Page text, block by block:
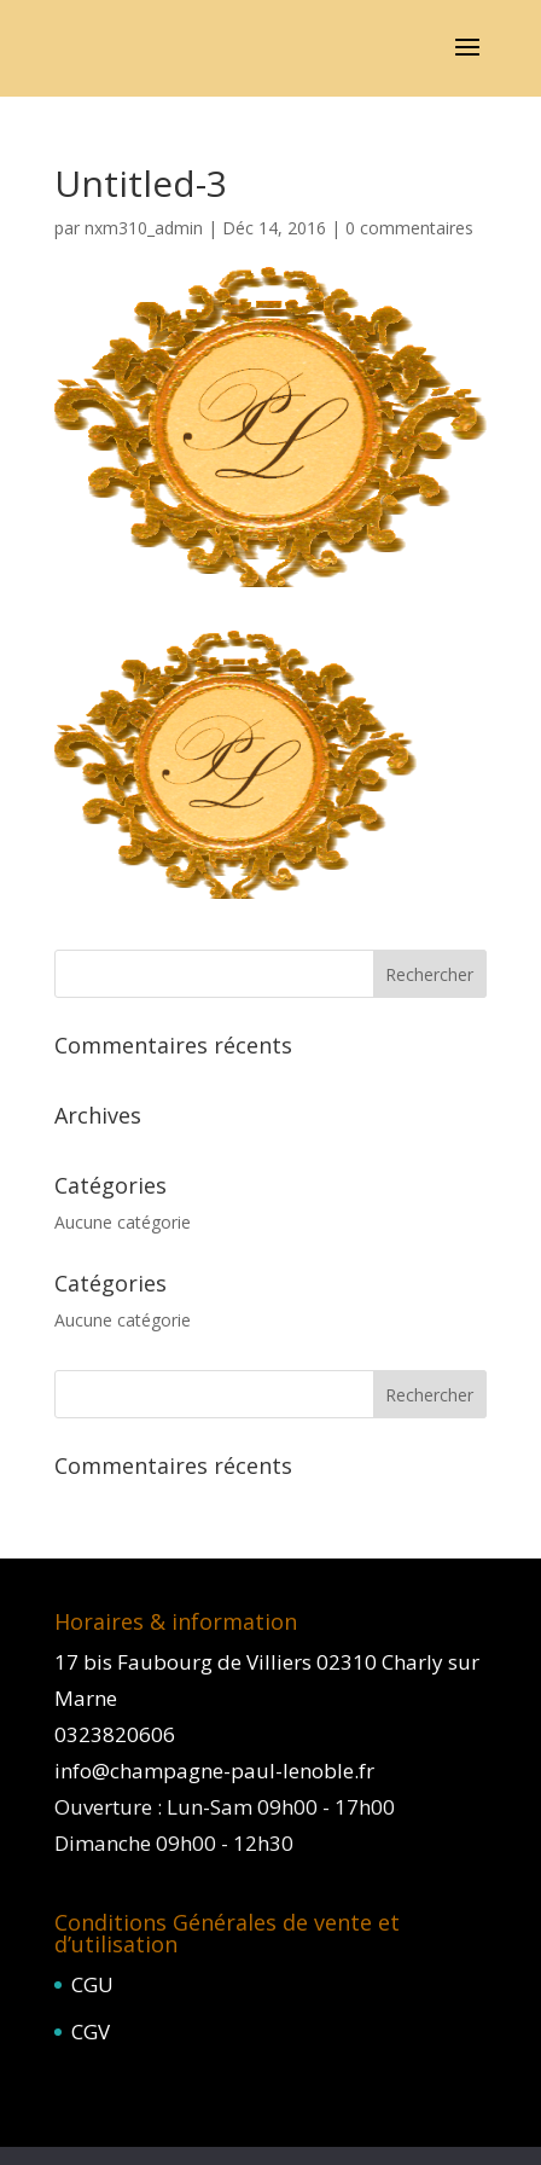
Untitled-3
par nxm310_admin | Déc 14, 2016 | 0 commentaires
Commentaires récents
Archives
Catégories
Aucune catégorie
Catégories
Aucune catégorie
Commentaires récents
Horaires & information
17 bis Faubourg de Villiers 02310 Charly sur
Marne
0323820606
info@champagne-paul-lenoble.fr
Ouverture : Lun-Sam 09h00 - 17h00
Dimanche 09h00 - 12h30
Conditions Générales de vente et
d’utilisation
CGU
CGV